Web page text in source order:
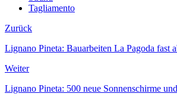
Tagliamento
Zurück
Lignano Pineta: Bauarbeiten La Pagoda fast
Weiter
Lignano Pineta: 500 neue Sonnenschirme